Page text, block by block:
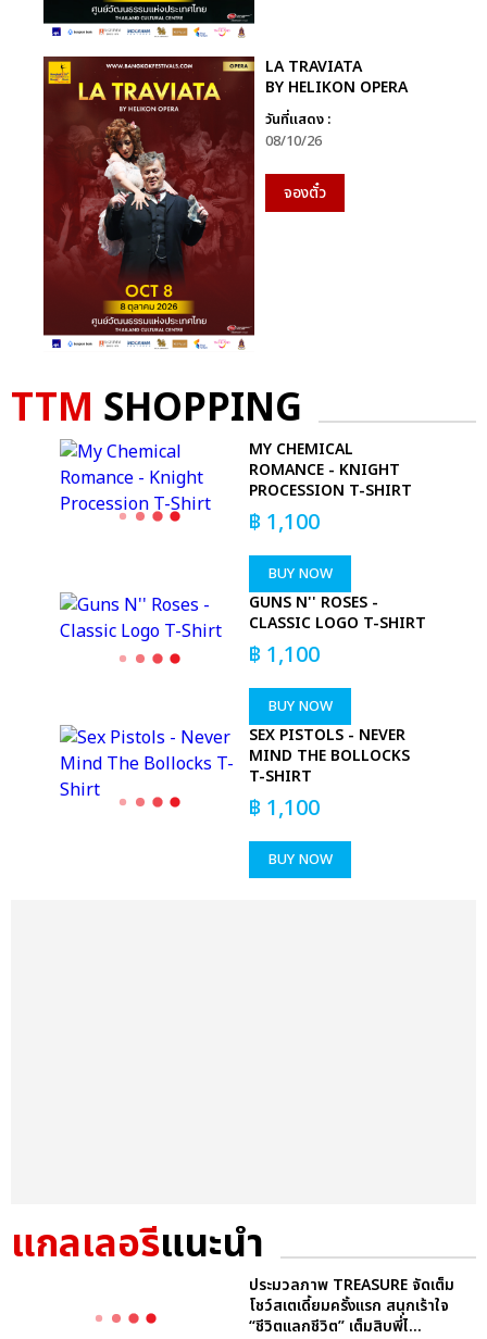
LA TRAVIATA
BY HELIKON OPERA
วันที่แสดง :
08/10/26
จองตั๋ว
TTM SHOPPING
MY CHEMICAL
ROMANCE - KNIGHT
PROCESSION T-SHIRT
฿ 1,100
BUY NOW
GUNS N'' ROSES -
CLASSIC LOGO T-SHIRT
฿ 1,100
BUY NOW
SEX PISTOLS - NEVER
MIND THE BOLLOCKS
T-SHIRT
฿ 1,100
BUY NOW
แกลเลอรีแนะนำ
ประมวลภาพ TREASURE จัดเต็ม
โชว์สเตเดี้ยมครั้งแรก สนุกเร้าใจ
“ชีวิตแลกชีวิต” เต็มสิบพี่ไ...